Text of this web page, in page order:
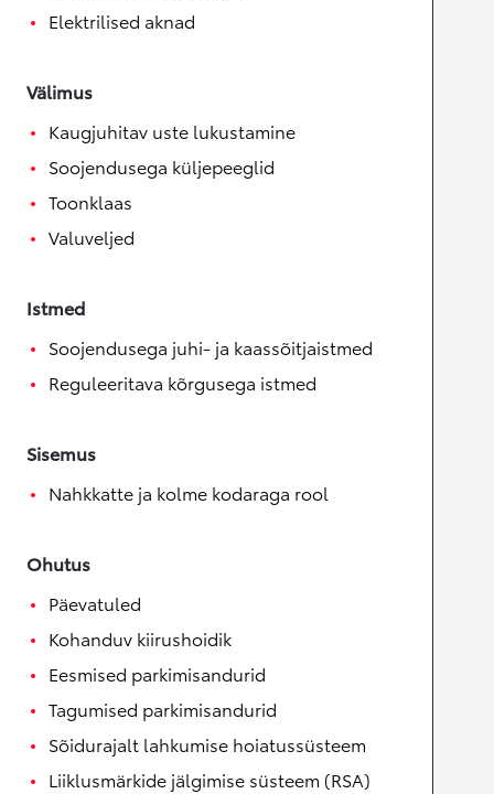
Elektrilised aknad
Välimus
Kaugjuhitav uste lukustamine
Soojendusega küljepeeglid
Toonklaas
Valuveljed
Istmed
Soojendusega juhi- ja kaassõitjaistmed
Reguleeritava kõrgusega istmed
Sisemus
Nahkkatte ja kolme kodaraga rool
Ohutus
Päevatuled
Kohanduv kiirushoidik
Eesmised parkimisandurid
Tagumised parkimisandurid
Sõidurajalt lahkumise hoiatussüsteem
Liiklusmärkide jälgimise süsteem (RSA)